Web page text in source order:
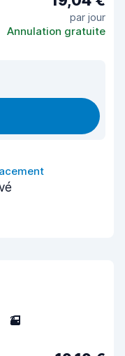
par jour
Annulation gratuite
2